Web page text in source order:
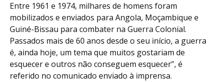
Entre 1961 e 1974, milhares de homens foram
mobilizados e enviados para Angola, Moçambique e
Guiné-Bissau para combater na Guerra Colonial.
Passados mais de 60 anos desde o seu início, a guerra
é, ainda hoje, um tema que muitos gostariam de
esquecer e outros não conseguem esquecer”, é
referido no comunicado enviado à imprensa.